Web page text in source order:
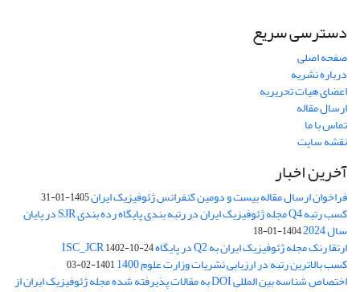
دسترسی سریع
صفحه اصلی
درباره نشریه
اعضای هیات تحریریه
ارسال مقاله
تماس با ما
نقشه سایت
آخرین اخبار
فراخوان ارسال مقاله بیست و دومین کنفرانس ژئوفیزیک ایران1405-01-31
کسب رتبه Q4 مجله ژئوفیزیک ایران در رتبه بندی پایگاه رده بندی SJR در پایان
سال 2024 1404-01-18
ارتقا رنک مجله ژئوفیزیک ایران به Q2 در پایگاه ISC_JCR 1402-10-24
کسب بالاترین رتبه در ارزیابی نشریات وزارت علوم 1400 1401-02-03
اختصاص شناسه بین المللی DOI به مقالات پذیرفته شده مجله ژئوفیزیک ایران از